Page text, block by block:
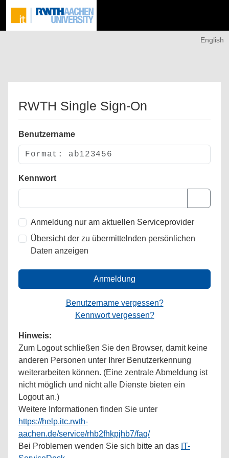
English
RWTH Single Sign-On
Benutzername
Kennwort
Anmeldung nur am aktuellen Serviceprovider
Übersicht der zu übermittelnden persönlichen
Daten anzeigen
Anmeldung
Benutzername vergessen?
Kennwort vergessen?
Hinweis:
Zum Logout schließen Sie den Browser, damit keine
anderen Personen unter Ihrer Benutzerkennung
weiterarbeiten können. (Eine zentrale Abmeldung ist
nicht möglich und nicht alle Dienste bieten ein
Logout an.)
Weitere Informationen finden Sie unter
https://help.itc.rwth-
aachen.de/service/rhb2fhkpjhb7/faq/
Bei Problemen wenden Sie sich bitte an das IT-